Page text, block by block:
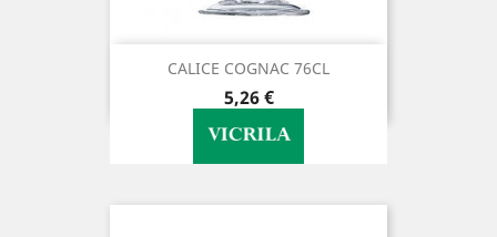
CALICE COGNAC 76CL
Preço
5,26 €